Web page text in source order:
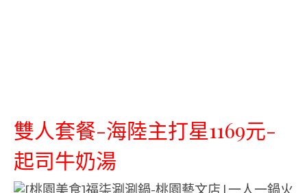
雙人套餐-海陸主打星1169元-
起司牛奶湯